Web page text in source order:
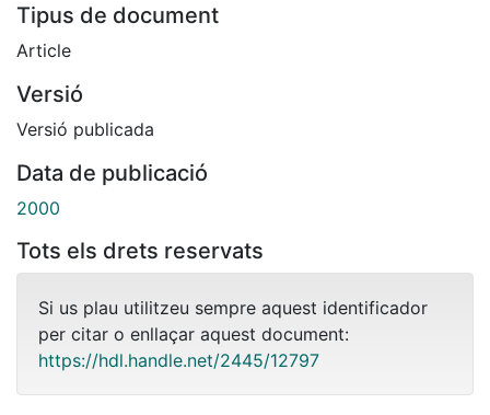
Tipus de document
Article
Versió
Versió publicada
Data de publicació
2000
Tots els drets reservats
Si us plau utilitzeu sempre aquest identificador
per citar o enllaçar aquest document:
https://hdl.handle.net/2445/12797